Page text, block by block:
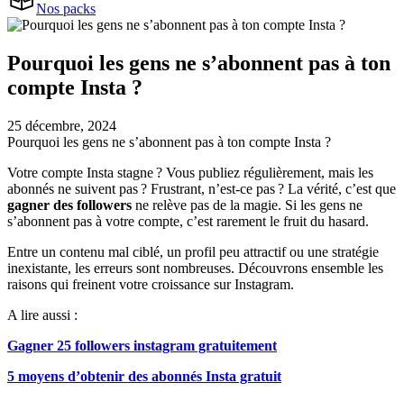
Nos packs
Pourquoi les gens ne s’abonnent pas à ton
compte Insta ?
25 décembre, 2024
Pourquoi les gens ne s’abonnent pas à ton compte Insta ?
Votre compte Insta stagne ? Vous publiez régulièrement, mais les
abonnés ne suivent pas ? Frustrant, n’est-ce pas ? La vérité, c’est que
gagner des followers ne relève pas de la magie. Si les gens ne
s’abonnent pas à votre compte, c’est rarement le fruit du hasard.
Entre un contenu mal ciblé, un profil peu attractif ou une stratégie
inexistante, les erreurs sont nombreuses. Découvrons ensemble les
raisons qui freinent votre croissance sur Instagram.
A lire aussi :
Gagner 25 followers instagram gratuitement
5 moyens d’obtenir des abonnés Insta gratuit